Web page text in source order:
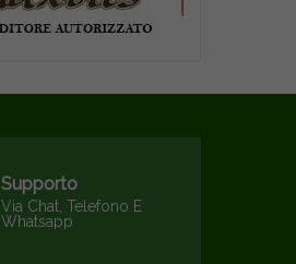
Supporto
Via Chat, Telefono E
Whatsapp